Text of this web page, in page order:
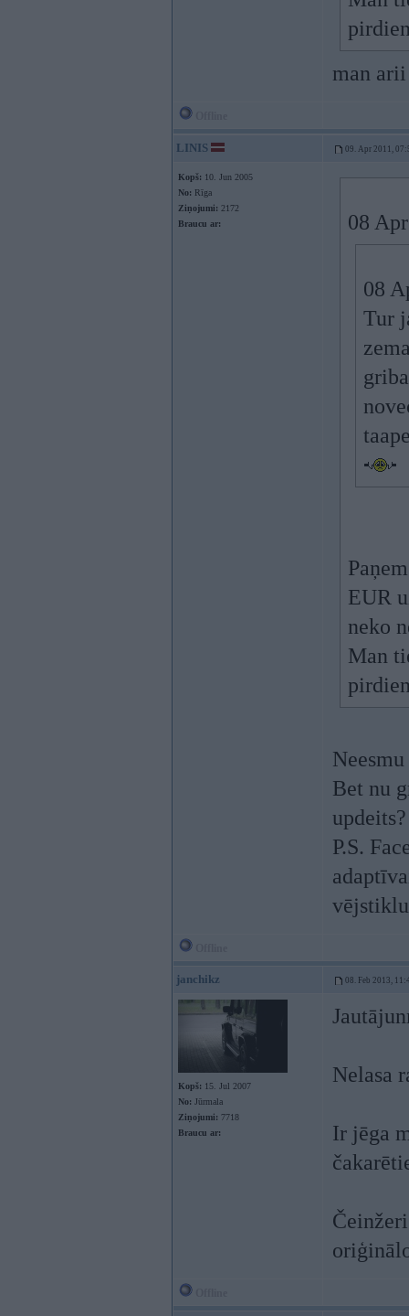
man
LINIS 09. Apr 2011,
Kopš: 10. Jun 2005
No: Rīga
Ziņojumi: 2172
Braucu ar:
08
08
Tur
EUR
neko
Man
Bet nu
updeits?
P.S.
janchikz 08. Feb 2013,
Kopš: 15. Jul 2007
No: Jūrmala
Ziņojumi: 7718
Braucu ar:
Nelasa
Ir jēga